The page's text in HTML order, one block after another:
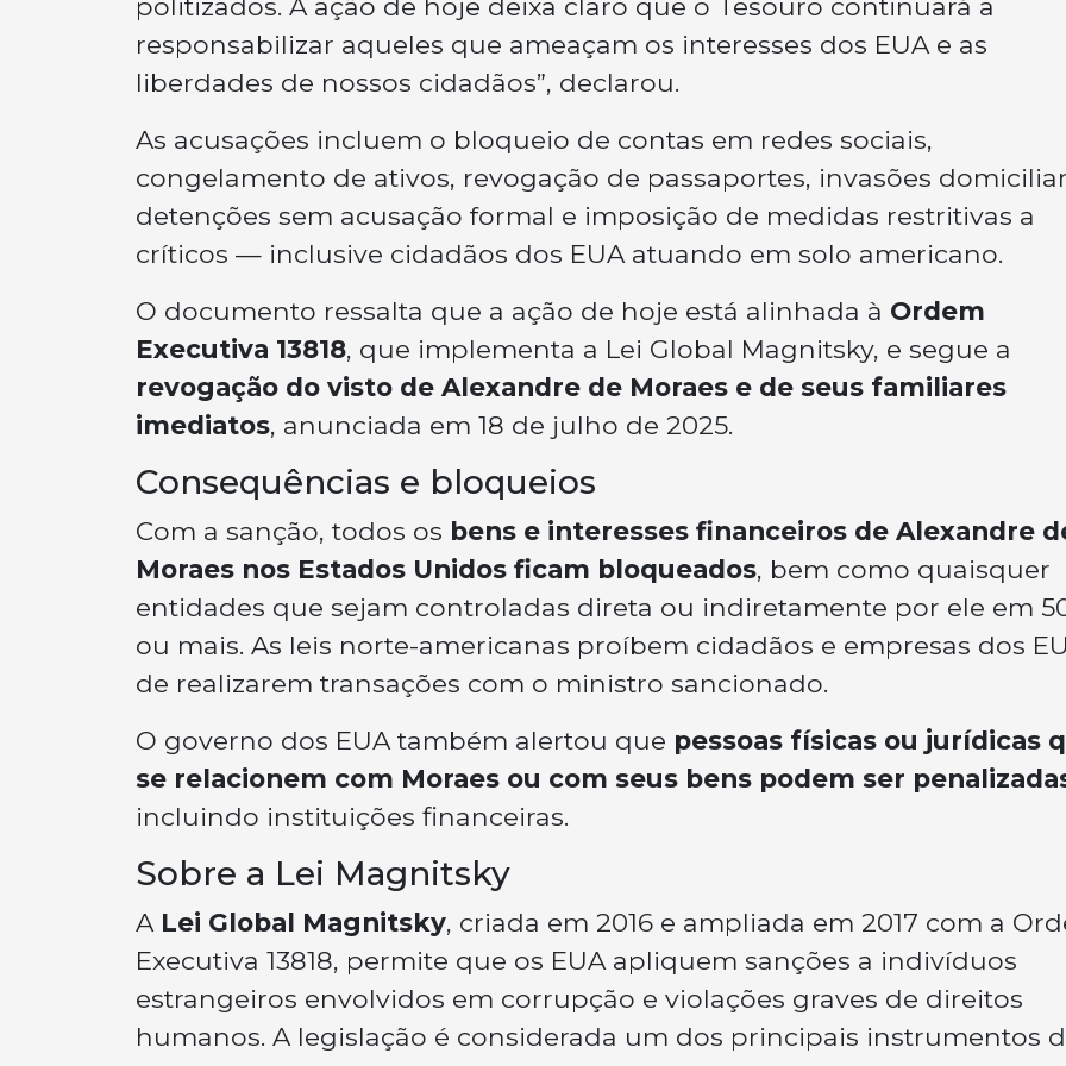
responsabilizar aqueles que ameaçam os interesses dos EUA e as
liberdades de nossos cidadãos”, declarou.
As acusações incluem o bloqueio de contas em redes sociais,
congelamento de ativos, revogação de passaportes, invasões
detenções sem acusação formal e imposição de medidas restritivas a
críticos — inclusive cidadãos dos EUA atuando em solo americano.
O documento ressalta que a ação de hoje está alinhada à Ordem
Executiva 13818, que implementa a Lei Global Magnitsky, e segue a
revogação do visto de Alexandre de Moraes e de seus familiares
imediatos, anunciada em 18 de julho de 2025.
Consequências e bloqueios
Com a sanção, todos os bens e interesses financeiros de Alexandre
Moraes nos Estados Unidos ficam bloqueados, bem como quaisquer
entidades que sejam controladas direta ou indiretamente por ele em
ou mais. As leis norte-americanas proíbem cidadãos e empresas dos
de realizarem transações com o ministro sancionado.
O governo dos EUA também alertou que pessoas físicas ou jurídicas
se relacionem com Moraes ou com seus bens podem ser
incluindo instituições financeiras.
Sobre a Lei Magnitsky
A Lei Global Magnitsky, criada em 2016 e ampliada em 2017 com a
Executiva 13818, permite que os EUA apliquem sanções a indivíduos
estrangeiros envolvidos em corrupção e violações graves de direitos
humanos. A legislação é considerada um dos principais instrumentos